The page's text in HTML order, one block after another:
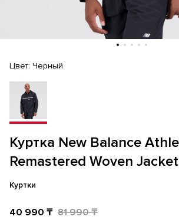
Куртка New Balance
Remastered Woven Jacket
Куртки
40 990 ₸ 81 990 ₸
Цвет: Черный